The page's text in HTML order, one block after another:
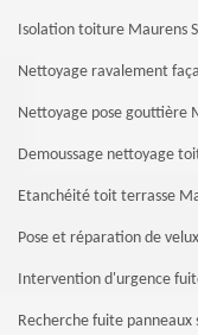
Isolation toiture Maurens
Nettoyage ravalement
Nettoyage pose gouttière
Demoussage nettoyage
Etanchéité toit terrasse
Pose et réparation de
Intervention d'urgence
Recherche fuite panneaux